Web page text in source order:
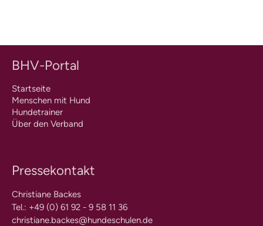
BHV-Portal
Startseite
Menschen mit Hund
Hundetrainer
Über den Verband
Pressekontakt
Christiane Backes
Tel.: +49 (0) 61 92 - 9 58 11 36
christiane.backes@hundeschulen.de